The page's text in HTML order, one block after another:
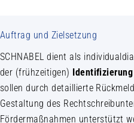
Auftrag und Zielsetzung
SCHNABEL dient als
der (frühzeitigen)
sollen durch detaillierte
Gestaltung des
Fördermaßnahmen unterstützt